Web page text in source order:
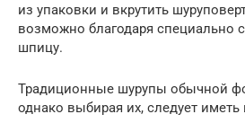
из упаковки и вкрутить
возможно благодаря специально
шпицу.
Традиционные шурупы обычной
однако выбирая их, следует